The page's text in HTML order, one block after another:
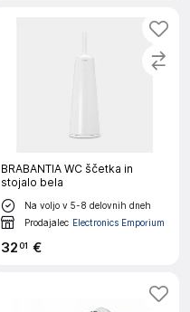
BRABANTIA WC ščetka in
stojalo bela
Na voljo v 5-8 delovnih dneh
Prodajalec Electronics Emporium
3201 €